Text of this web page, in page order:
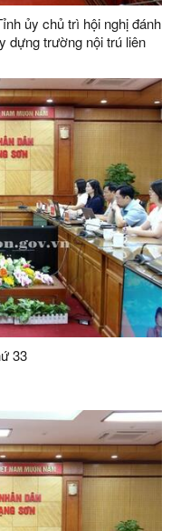
ủy chủ trì hội nghị đánh
dựng trường nội trú liên
33